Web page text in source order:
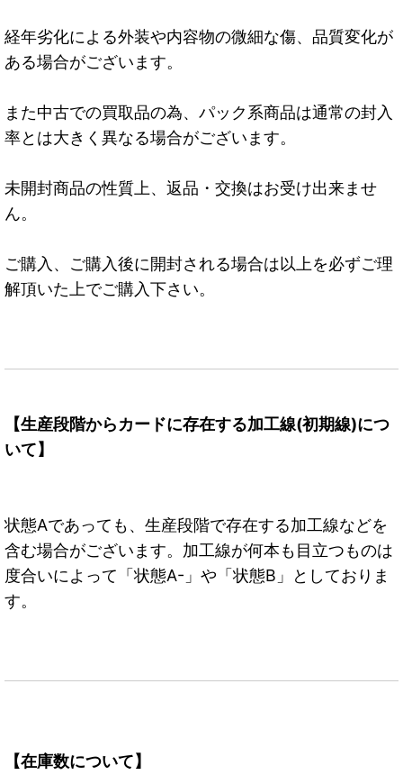
経年劣化による外装や内容物の微細な傷、品質変化が
ある場合がございます。
また中古での買取品の為、パック系商品は通常の封入
率とは大きく異なる場合がございます。
未開封商品の性質上、返品・交換はお受け出来ませ
ん。
ご購入、ご購入後に開封される場合は以上を必ずご理
解頂いた上でご購入下さい。
【生産段階からカードに存在する加工線(初期線)につ
いて】
状態Aであっても、生産段階で存在する加工線などを
含む場合がございます。加工線が何本も目立つものは
度合いによって「状態A-」や「状態B」としておりま
す。
【在庫数について】